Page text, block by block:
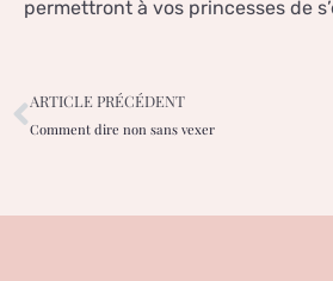
permettront à vos princesses de
ARTICLE PRÉCÉDENT
Comment dire non sans vexer